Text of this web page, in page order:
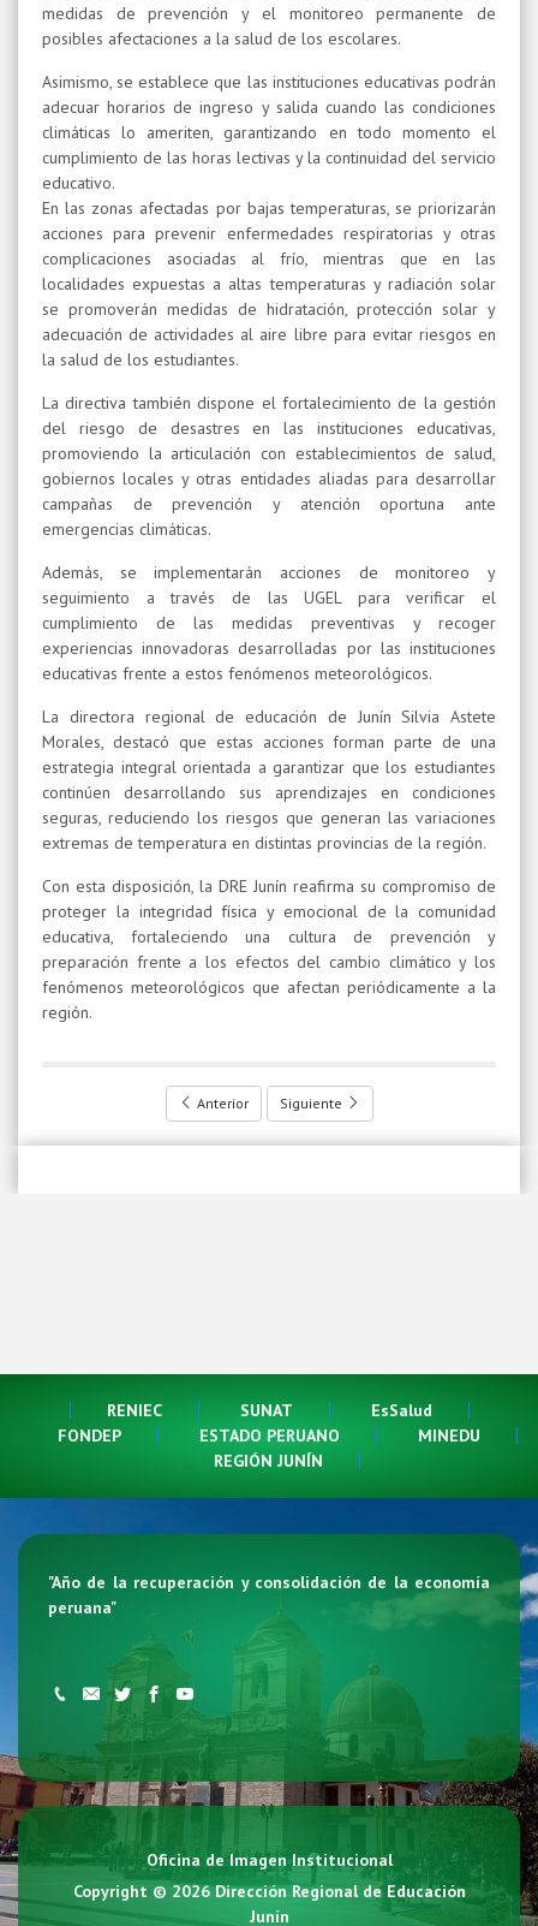
medidas de prevención y el monitoreo permanente de
posibles afectaciones a la salud de los escolares.
Asimismo, se establece que las instituciones educativas podrán
adecuar horarios de ingreso y salida cuando las condiciones
climáticas lo ameriten, garantizando en todo momento el
cumplimiento de las horas lectivas y la continuidad del servicio
educativo.
En las zonas afectadas por bajas temperaturas, se priorizarán
acciones para prevenir enfermedades respiratorias y otras
complicaciones asociadas al frío, mientras que en las
localidades expuestas a altas temperaturas y radiación solar
se promoverán medidas de hidratación, protección solar y
adecuación de actividades al aire libre para evitar riesgos en
la salud de los estudiantes.
La directiva también dispone el fortalecimiento de la gestión
del riesgo de desastres en las instituciones educativas,
promoviendo la articulación con establecimientos de salud,
gobiernos locales y otras entidades aliadas para desarrollar
campañas de prevención y atención oportuna ante
emergencias climáticas.
Además, se implementarán acciones de monitoreo y
seguimiento a través de las UGEL para verificar el
cumplimiento de las medidas preventivas y recoger
experiencias innovadoras desarrolladas por las instituciones
educativas frente a estos fenómenos meteorológicos.
La directora regional de educación de Junín Silvia Astete
Morales, destacó que estas acciones forman parte de una
estrategia integral orientada a garantizar que los estudiantes
continúen desarrollando sus aprendizajes en condiciones
seguras, reduciendo los riesgos que generan las variaciones
extremas de temperatura en distintas provincias de la región.
Con esta disposición, la DRE Junín reafirma su compromiso de
proteger la integridad física y emocional de la comunidad
educativa, fortaleciendo una cultura de prevención y
preparación frente a los efectos del cambio climático y los
fenómenos meteorológicos que afectan periódicamente a la
región.
Anterior Siguiente
RENIEC SUNAT
EsSalud
FONDEP
ESTADO PERUANO
MINEDU
REGIÓN JUNÍN
"Año de la recuperación y consolidación de la economía
peruana"
Oficina de Imagen Institucional
Copyright © 2026Dirección Regional de Educación
Junín